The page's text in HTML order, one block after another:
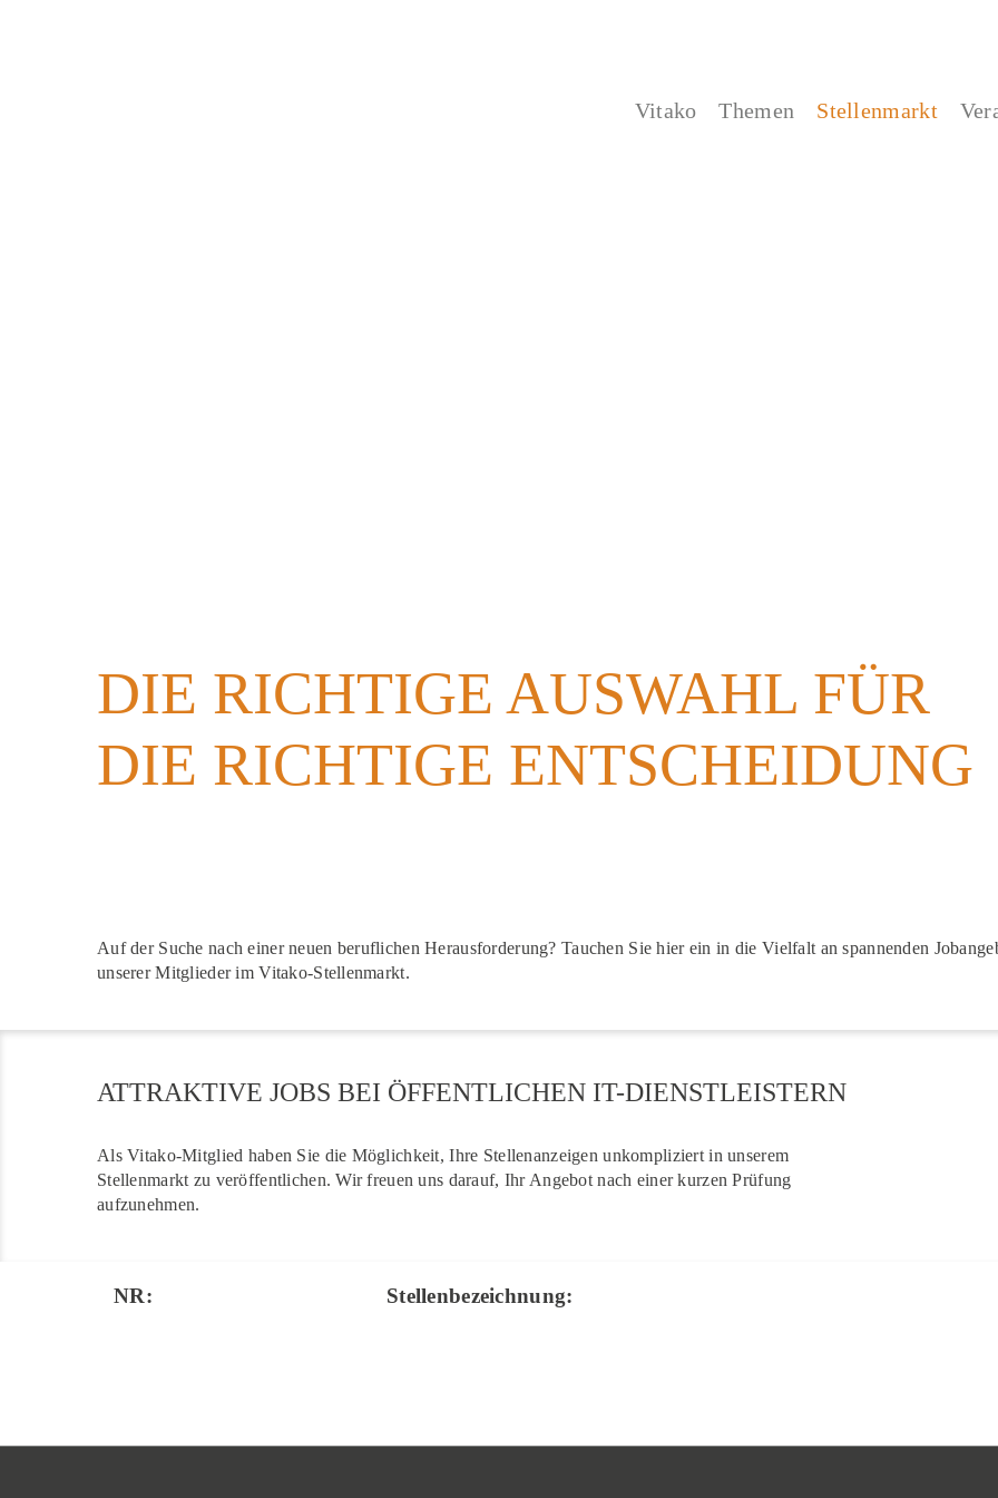
Vitako Themen Stellenmarkt
DIE RICHTIGE AUSWAHL FÜR
DIE RICHTIGE ENTSCHEIDUNG
Auf der Suche nach einer neuen beruflichen Herausforderung? Tauchen Sie hier ein in die Vielfalt an spannenden
unserer Mitglieder im Vitako-Stellenmarkt.
ATTRAKTIVE JOBS BEI ÖFFENTLICHEN IT-DIENSTLEISTERN
Als Vitako-Mitglied haben Sie die Möglichkeit, Ihre Stellenanzeigen unkompliziert in unserem
Stellenmarkt zu veröffentlichen. Wir freuen uns darauf, Ihr Angebot nach einer kurzen Prüfung
aufzunehmen.
NR: Stellenbezeichnung: